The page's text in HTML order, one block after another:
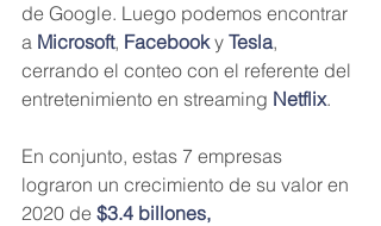
de Google. Luego podemos encontrar
a Microsoft, Facebook y Tesla,
cerrando el conteo con el referente del
entretenimiento en streaming Netflix.
En conjunto, estas 7 empresas
lograron un crecimiento de su valor en
2020 de $3.4 billones,